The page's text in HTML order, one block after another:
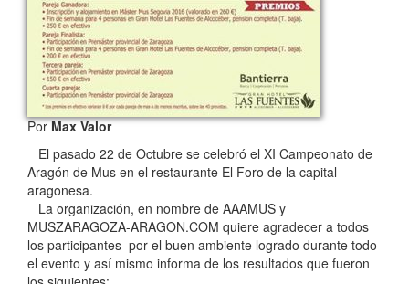
PorMax Valor
El pasado 22 de Octubre se celebró el XI Campeonato de
Aragón de Mus en el restaurante El Foro de la capital
aragonesa.
La organización, en nombre de AAAMUS y
MUSZARAGOZA-ARAGON.COM quiere agradecer a todos
los participantes por el buen ambiente logrado durante todo
el evento y así mismo informa de los resultados que fueron